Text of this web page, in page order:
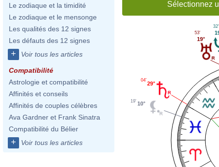
Le zodiaque et la timidité
Le zodiaque et le mensonge
Les qualités des 12 signes
Les défauts des 12 signes
+ Voir tous les articles
Compatibilité
Astrologie et compatibilité
Affinités et conseils
Affinités de couples célèbres
Ava Gardner et Frank Sinatra
Compatibilité du Bélier
+ Voir tous les articles
Sélectionnez
32'
19°
53'
29°
04'
10°
19'